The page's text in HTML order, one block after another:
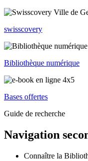
swisscovery
Bibliothèque numérique
Bases offertes
Guide de recherche
Navigation
Connaître la